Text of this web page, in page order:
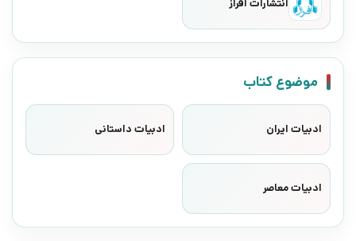
انتشارات افراز
موضوع کتاب
ادبیات ایران ادبیات داستانی
ادبیات معاصر